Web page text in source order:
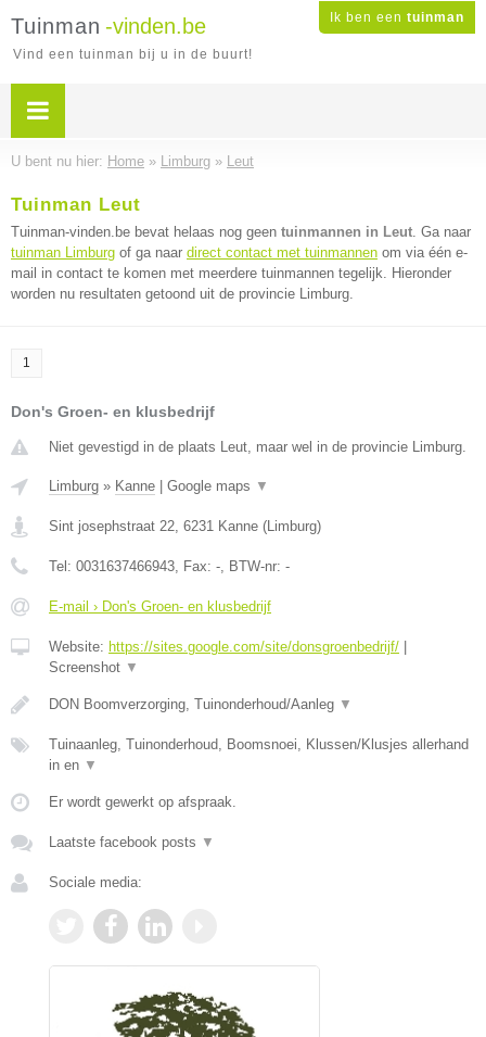
Ik ben een tuinman
Tuinman -vinden.be
Vind een tuinman bij u in de buurt!
U bent nu hier: Home » Limburg » Leut
Tuinman Leut
Tuinman-vinden.be bevat helaas nog geen tuinmannen in Leut. Ga naar
tuinman Limburg of ga naar direct contact met tuinmannen om via één e-
mail in contact te komen met meerdere tuinmannen tegelijk. Hieronder
worden nu resultaten getoond uit de provincie Limburg.
1
Don's Groen- en klusbedrijf
Niet gevestigd in de plaats Leut, maar wel in de provincie Limburg.
Limburg » Kanne Google maps ▼
Sint josephstraat 22, 6231 Kanne (Limburg)
Tel: 0031637466943, Fax: -, BTW-nr: -
E-mail › Don's Groen- en klusbedrijf
Website: https://sites.google.com/site/donsgroenbedrijf/
Screenshot ▼
DON Boomverzorging, Tuinonderhoud/Aanleg ▼
Tuinaanleg, Tuinonderhoud, Boomsnoei, Klussen/Klusjes allerhand
in en ▼
Er wordt gewerkt op afspraak.
Laatste facebook posts ▼
Sociale media: